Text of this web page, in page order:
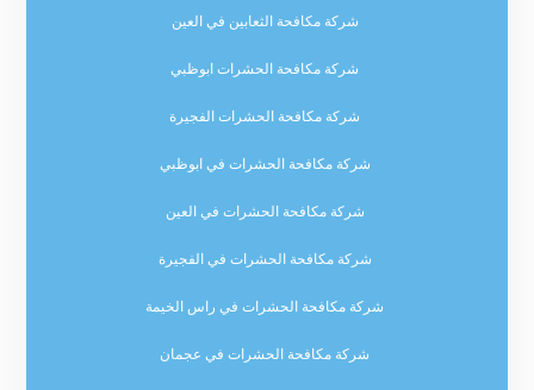
شركة مكافحة الثعابين في العين
شركة مكافحة الحشرات ابوظبي
شركة مكافحة الحشرات الفجيرة
شركة مكافحة الحشرات في ابوظبي
شركة مكافحة الحشرات في العين
شركة مكافحة الحشرات في الفجيرة
شركة مكافحة الحشرات في راس الخيمة
شركة مكافحة الحشرات في عجمان